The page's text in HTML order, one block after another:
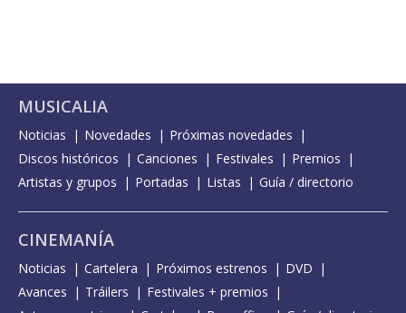
MUSICALIA
Noticias Novedades
Próximas novedades
Discos históricos
Canciones Festivales
Premios
Artistas y grupos
Portadas Listas Guía / directorio
CINEMANÍA
Noticias Cartelera Próximos estrenos
DVD
Avances
Tráilers
Festivales + premios